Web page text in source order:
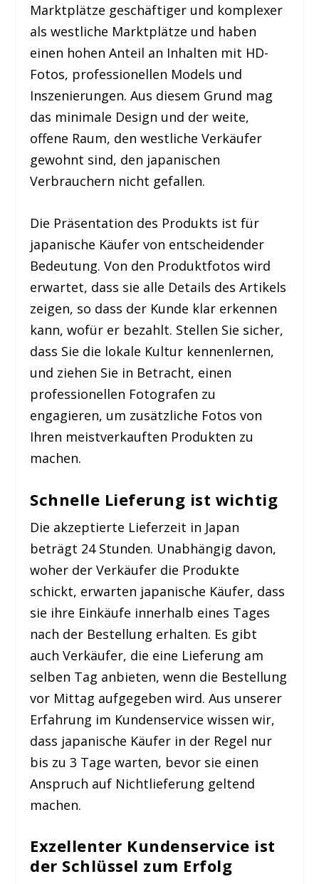
Marktplätze geschäftiger und komplexer
als westliche Marktplätze und haben
einen hohen Anteil an Inhalten mit HD-
Fotos, professionellen Models und
Inszenierungen. Aus diesem Grund mag
das minimale Design und der weite,
offene Raum, den westliche Verkäufer
gewohnt sind, den japanischen
Verbrauchern nicht gefallen.
Die Präsentation des Produkts ist für
japanische Käufer von entscheidender
Bedeutung. Von den Produktfotos wird
erwartet, dass sie alle Details des Artikels
zeigen, so dass der Kunde klar erkennen
kann, wofür er bezahlt. Stellen Sie sicher,
dass Sie die lokale Kultur kennenlernen,
und ziehen Sie in Betracht, einen
professionellen Fotografen zu
engagieren, um zusätzliche Fotos von
Ihren meistverkauften Produkten zu
machen.
Schnelle Lieferung ist wichtig
Die akzeptierte Lieferzeit in Japan
beträgt 24 Stunden. Unabhängig davon,
woher der Verkäufer die Produkte
schickt, erwarten japanische Käufer, dass
sie ihre Einkäufe innerhalb eines Tages
nach der Bestellung erhalten. Es gibt
auch Verkäufer, die eine Lieferung am
selben Tag anbieten, wenn die Bestellung
vor Mittag aufgegeben wird. Aus unserer
Erfahrung im Kundenservice wissen wir,
dass japanische Käufer in der Regel nur
bis zu 3 Tage warten, bevor sie einen
Anspruch auf Nichtlieferung geltend
machen.
Exzellenter Kundenservice ist
der Schlüssel zum Erfolg